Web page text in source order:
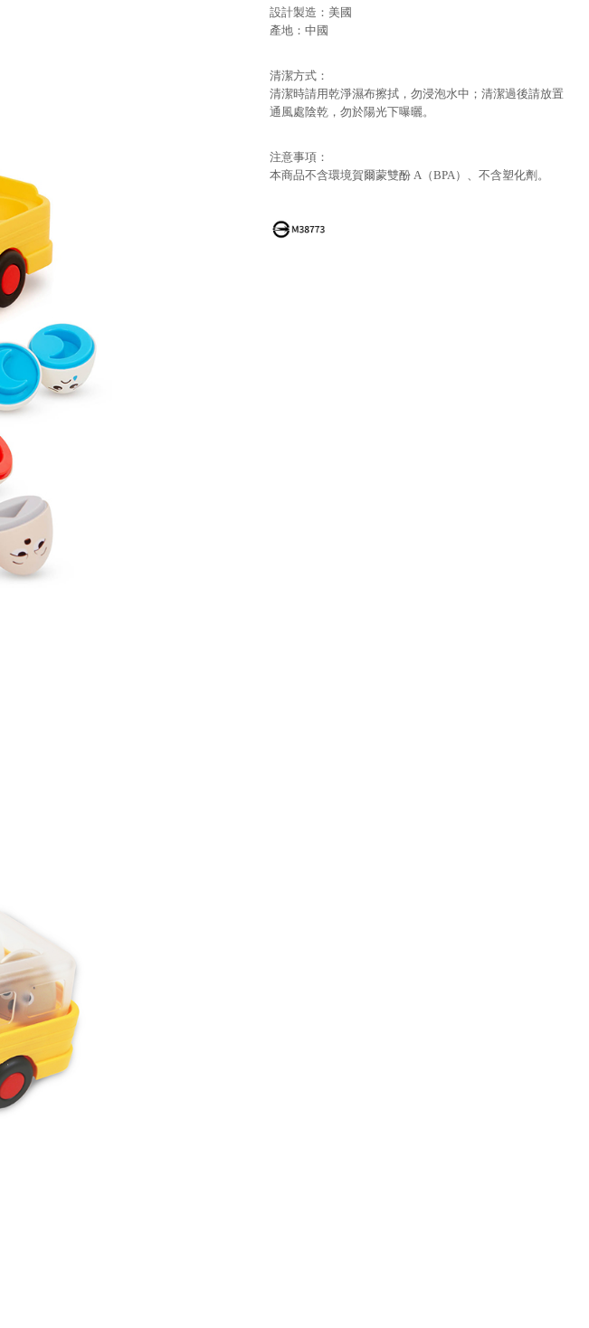
設計製造：美國
產地：中國
清潔方式：
清潔時請用乾淨濕布擦拭，勿浸泡水中；清潔過後請放置
通風處陰乾，勿於陽光下曝曬。
注意事項：
本商品不含環境賀爾蒙雙酚 A（BPA）、不含塑化劑。